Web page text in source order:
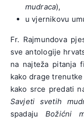
mudraca),
u vjernikovu
Fr. Rajmundova
sve antologije
na najteža pitanja
kako drage
kako srce predati
Savjeti svetih
spadaju Božićni